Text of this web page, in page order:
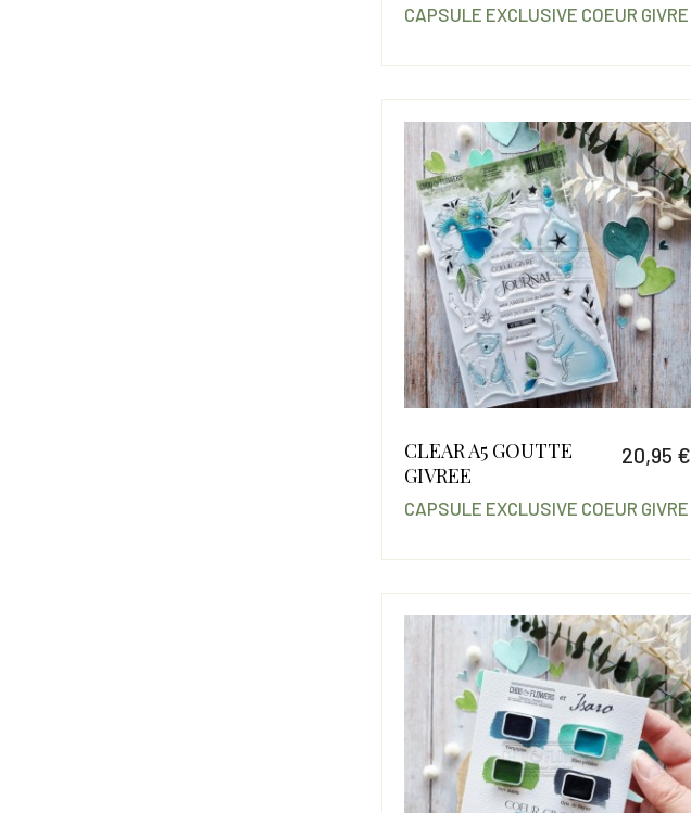
CAPSULE EXCLUSIVE COEUR GIVRE
CLEAR A5 GOUTTE
GIVREE
20,95 €
CAPSULE EXCLUSIVE COEUR GIVRE